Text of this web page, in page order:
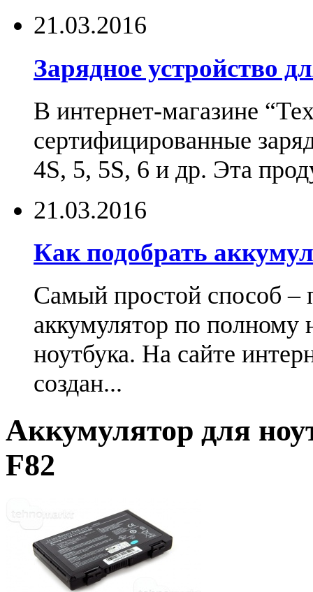
21.03.2016
Зарядное устройство
В интернет-магазине
сертифицированные
4S, 5, 5S, 6 и др. Эта
21.03.2016
Как подобрать
Самый простой способ –
аккумулятор по
ноутбука. На сайте
создан...
Аккумулятор для
F82